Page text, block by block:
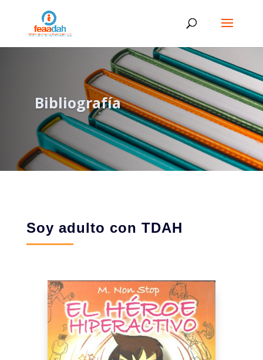
Bibliografía
Soy adulto con TDAH